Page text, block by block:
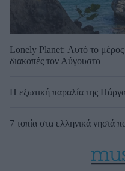
Lonely Planet: Αυτό το μέρος
διακοπές τον Αύγουστο
Η εξωτική παραλία της
7 τοπία στα ελληνικά νησιά